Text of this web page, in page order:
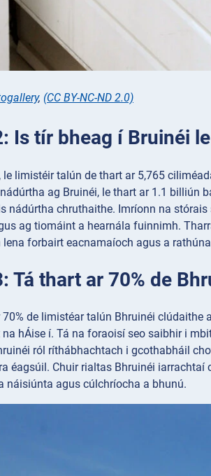
, (CC BY-NC-ND 2.0)
Is tír bheag í Bruinéi
le limistéir talún de thart ar 5,765
ag Bruinéi, le thart ar 1.1 billiún
nádúrtha chruthaithe. Imríonn na
ag tiomáint a hearnála fuinnimh.
forbairt eacnamaíoch agus a
Tá thart ar 70% de
70% de limistéar talún Bhruinéi
na hÁise í. Tá na foraoisí seo saibhir i
ról ríthábhachtach i gcothabháil
éagsúil. Chuir rialtas Bhruinéi
náisiúnta agus cúlchríocha a bhunú.